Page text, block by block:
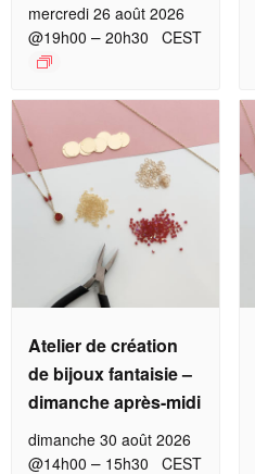
mercredi 26 août 2026
@19h00 –20h30 CEST
Atelier de création
de bijoux fantaisie –
dimanche après-midi
dimanche 30 août 2026
@14h00 – 15h30 CEST